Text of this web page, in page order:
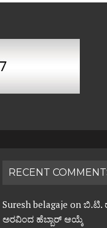
RECENT
Suresh belagaje onಬಿ.ಟಿ.
ಅರವಿಂದ ಹೆಬ್ಬಾರ್ ಆಯ್ಕೆ